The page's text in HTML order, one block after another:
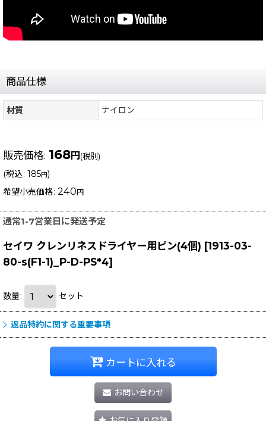
商品仕様
材質 ナイロン
販売価格: 168円 (税別)
(税込: 185円)
希望小売価格: 240 円
通常1-7営業日に発送予定
セイワ クレンリネスドライヤー用ピン(4個) [1913-03-
80-s(F1-1)_P-D-PS*4]
数量: セット
返品特約に関する重要事項
カートに入れる
お問い合わせ